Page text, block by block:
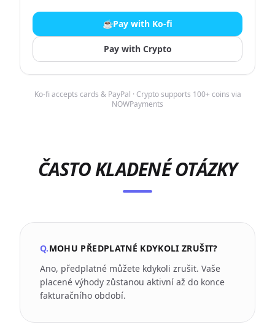
☕Pay with Ko-fi
Pay with Crypto
Ko-fi accepts cards & PayPal · Crypto supports 100+ coins via
NOWPayments
ČASTO KLADENÉ OTÁZKY
Q.MOHU PŘEDPLATNÉ KDYKOLI ZRUŠIT?
Ano, předplatné můžete kdykoli zrušit. Vaše
placené výhody zůstanou aktivní až do konce
fakturačního období.